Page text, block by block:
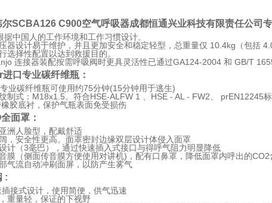
尔SCBA126 C900空气呼吸器成都恒通兴业科技有限责任公司
据中国人的工作环境和工作习惯设计。
器设计易于维护，并且更加安全和稳定轻型，总重量仅 10.4kg（包括
选择性配置以达到救援目的。
连接器装配按需呼吸阀时更具灵活性已通过GA124-2004 和 GB/T
口专业碳纤维瓶：
业碳纤维瓶可使用约75分钟(15分钟用于逃生)
制式：M18x1.5。符合HSE-ALFW 1 、HSE - AL - FW2、 prEN12245
胶底衬，保护气瓶表面免受损伤
面罩：
洲人脸型，配戴舒适
，安全性更高。面罩密封边缘双层设计体侵入面罩
计（3毫巴），通过快速插入式接口与得呼气阻力明显降低
膜（侧面传音膜方便使用对讲机)，配有口鼻罩，降低面罩内呼出的CO2
气流自动冲刷面屏，以防产生雾气
:
接式设计，使用简便，供气迅速
重量轻，保证的下视野